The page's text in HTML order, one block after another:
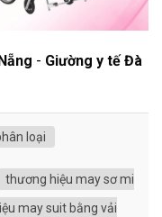
- Giường y tế Đà
loại
thương hiệu may sơ mi
may suit bằng vải